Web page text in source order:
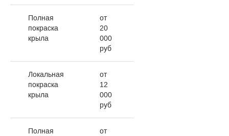
Полная
покраска
крыла
от
20
000
руб
Локальная
покраска
крыла
от
12
000
руб
Полная
от